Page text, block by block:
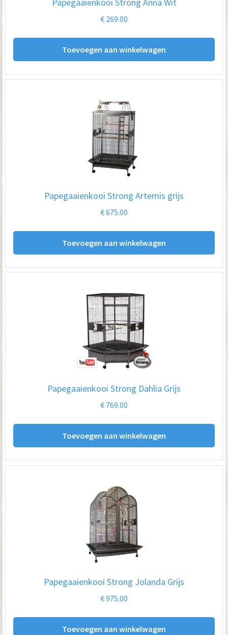
Papegaaienkooi Strong Anna Wit
€ 269.00
Toevoegen aan winkelwagen
Papegaaienkooi Strong Artemis grijs
€675.00
Toevoegen aan winkelwagen
Papegaaienkooi Strong Dahlia Grijs
€ 769.00
Toevoegen aan winkelwagen
Papegaaienkooi Strong Jolanda Grijs
€975.00
Toevoegen aan winkelwagen